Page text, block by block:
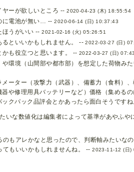
ヤーが欲しいところ --2020-04-23 (木) 18:55:54
に電池が無い… --2020-06-14 (日) 10:37:43
ほうがいい --2021-02-16 (火) 05:26:51
るといいかもしれません。 --2022-03-27 (日)
も役立つと思います。 -- 2022-03-27 (日)
環境（山間部や都市部）を想定した荷物み
メーター（攻撃力（武器）、備蓄力（食料）
や修理用具バッテリーなど）価格（集める
ックパック品評会とかあったら面白そうです
いな数値化は編集者によって基準があやふ
のもアレかなと思ったので、判断軸みたいな
てもいいかもしれませんね。 --2023-11-12 (日)